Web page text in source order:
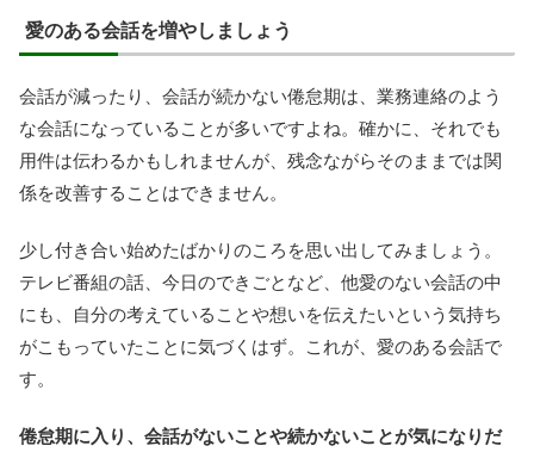
愛のある会話を増やしましょう
会話が減ったり、会話が続かない倦怠期は、業務連絡のよう
な会話になっていることが多いですよね。確かに、それでも
用件は伝わるかもしれませんが、残念ながらそのままでは関
係を改善することはできません。
少し付き合い始めたばかりのころを思い出してみましょう。
テレビ番組の話、今日のできごとなど、他愛のない会話の中
にも、自分の考えていることや想いを伝えたいという気持ち
がこもっていたことに気づくはず。これが、愛のある会話で
す。
倦怠期に入り、会話がないことや続かないことが気になりだ